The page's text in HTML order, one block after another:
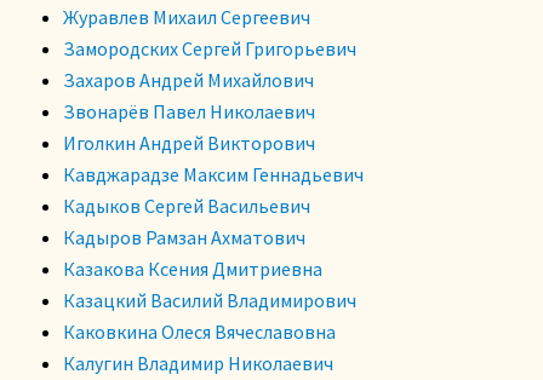
Журавлев Михаил Сергеевич
Замородских Сергей Григорьевич
Захаров Андрей Михайлович
Звонарёв Павел Николаевич
Иголкин Андрей Викторович
Кавджарадзе Максим Геннадьевич
Кадыков Сергей Васильевич
Кадыров Рамзан Ахматович
Казакова Ксения Дмитриевна
Казацкий Василий Владимирович
Каковкина Олеся Вячеславовна
Калугин Владимир Николаевич